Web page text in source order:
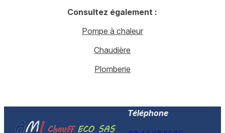
Consultez également :
Pompe à chaleur
Chaudière
Plomberie
Téléphone